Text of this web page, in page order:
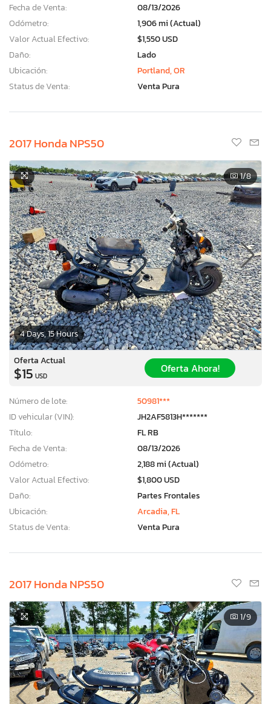
Fecha de Venta:
08/13/2026
Odómetro:
1,906 mi (Actual)
Valor Actual Efectivo:
$1,550 USD
Daño:
Lado
Ubicación:
Portland, OR
Status de Venta:
Venta Pura
2017 Honda NPS50
4 Days, 15 Hours
1/8
Oferta Actual
$15 USD
Oferta Ahora!
Número de lote:
50981***
ID vehicular (VIN):
JH2AF5813H*******
Título:
FL RB
Fecha de Venta:
08/13/2026
Odómetro:
2,188 mi (Actual)
Valor Actual Efectivo:
$1,800 USD
Daño:
Partes Frontales
Ubicación:
Arcadia, FL
Status de Venta:
Venta Pura
2017 Honda NPS50
1/9